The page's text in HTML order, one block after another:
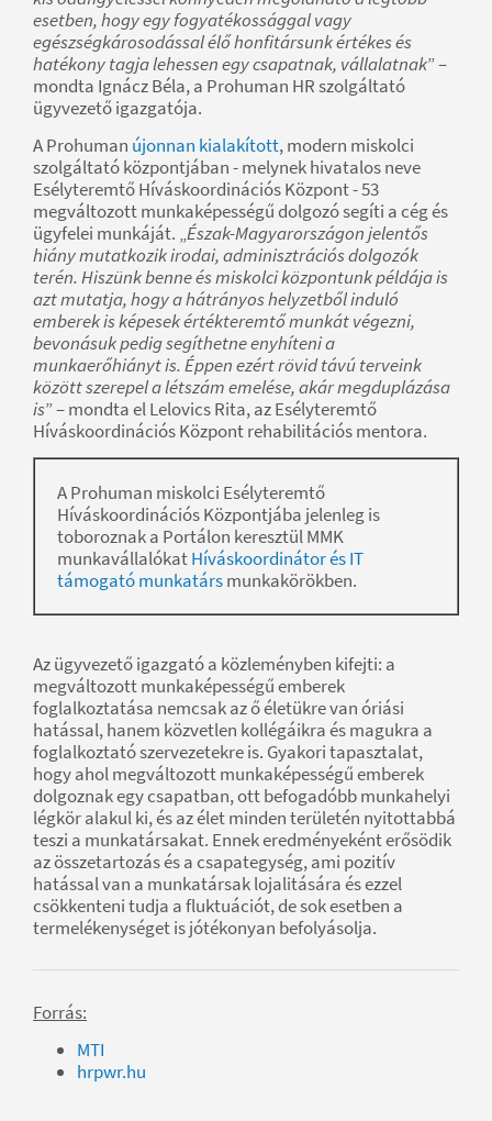
esetben, hogy egy fogyatékossággal vagy
egészségkárosodással élő honfitársunk értékes és
hatékony tagja lehessen egy csapatnak, vállalatnak” –
mondta Ignácz Béla, a Prohuman HR szolgáltató
ügyvezető igazgatója.
A Prohuman újonnan kialakított, modern miskolci
szolgáltató központjában - melynek hivatalos neve
Esélyteremtő Híváskoordinációs Központ - 53
megváltozott munkaképességű dolgozó segíti a cég és
ügyfelei munkáját. „Észak-Magyarországon jelentős
hiány mutatkozik irodai, adminisztrációs dolgozók
terén. Hiszünk benne és miskolci központunk példája is
azt mutatja, hogy a hátrányos helyzetből induló
emberek is képesek értékteremtő munkát végezni,
bevonásuk pedig segíthetne enyhíteni a
munkaerőhiányt is. Éppen ezért rövid távú terveink
között szerepel a létszám emelése, akár megduplázása
is” – mondta el Lelovics Rita, az Esélyteremtő
Híváskoordinációs Központ rehabilitációs mentora.
A Prohuman miskolci Esélyteremtő
Híváskoordinációs Központjába jelenleg is
toboroznak a Portálon keresztül MMK
munkavállalókatHíváskoordinátor és IT
támogató munkatársmunkakörökben.
Az ügyvezető igazgató a közleményben kifejti: a
megváltozott munkaképességű emberek
foglalkoztatása nemcsak az ő életükre van óriási
hatással, hanem közvetlen kollégáikra és magukra a
foglalkoztató szervezetekre is. Gyakori tapasztalat,
hogy ahol megváltozott munkaképességű emberek
dolgoznak egy csapatban, ott befogadóbb munkahelyi
légkör alakul ki, és az élet minden területén nyitottabbá
teszi a munkatársakat. Ennek eredményeként erősödik
az összetartozás és a csapategység, ami pozitív
hatással van a munkatársak lojalitására és ezzel
csökkenteni tudja a fluktuációt, de sok esetben a
termelékenységet is jótékonyan befolyásolja.
Forrás:
MTI
hrpwr.hu